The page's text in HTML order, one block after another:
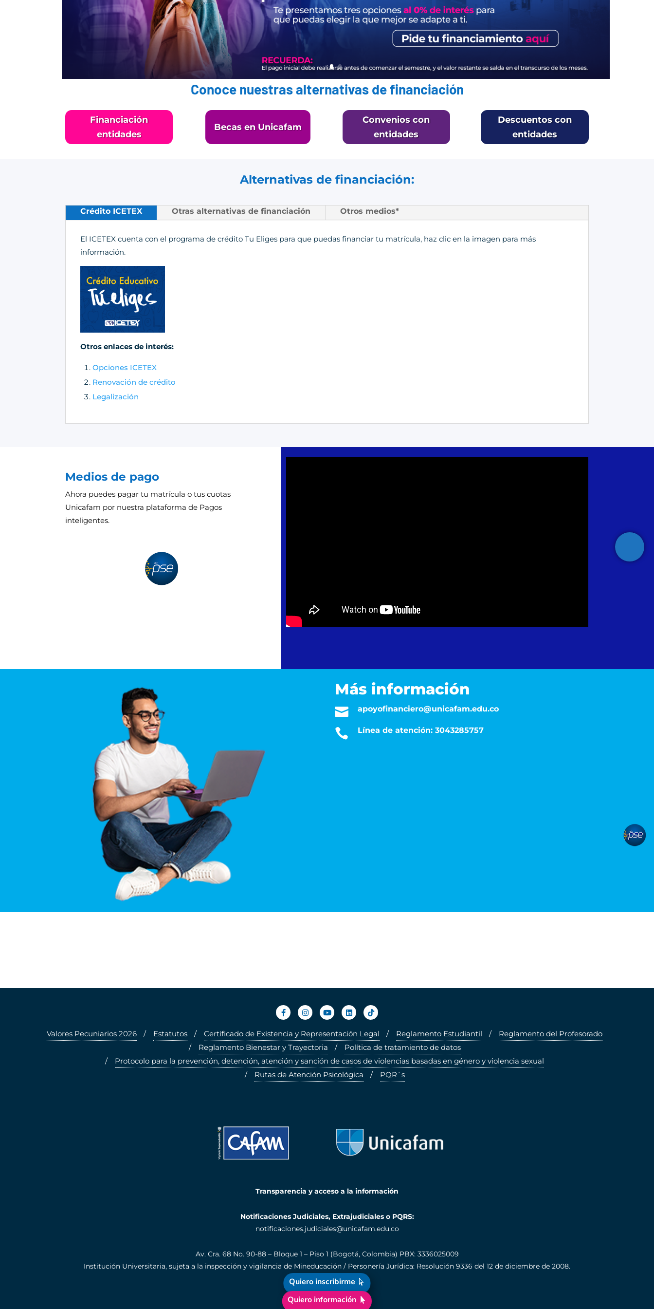
Conoce nuestras alternativas de financiación
Financiación
entidades
Becas en Unicafam
Convenios con
entidades
Descuentos con
entidades
Alternativas de financiación:
Crédito ICETEX Otras alternativas de financiación Otros medios*
El ICETEX cuenta con el programa de crédito Tu Eliges para que puedas financiar tu matrícula, haz clic en la imagen para más
información.
Otros enlaces de interés:
Opciones ICETEX
Renovación de crédito
Legalización
Medios de pago
Ahora puedes pagar tu matrícula o tus cuotas
Unicafam por nuestra plataforma de Pagos
inteligentes.
Más información
 apoyofinanciero@unicafam.edu.co
 Línea de atención: 3043285757
Quiero inscribirme
Quiero información
Valores Pecuniarios 2026 Estatutos Certificado de Existencia y Representación Legal Reglamento Estudiantil
Reglamento del Profesorado
Reglamento Bienestar y Trayectoria
Política de tratamiento de datos
Protocolo para la prevención, detención, atención y sanción de casos de violencias basadas en género y violencia sexual
Rutas de Atención Psicológica
PQR`s
Transparencia y acceso a la información
Notificaciones Judiciales, Extrajudiciales o PQRS:
notificaciones.judiciales@unicafam.edu.co
Av. Cra. 68 No. 90-88 – Bloque 1 – Piso 1 (Bogotá, Colombia) PBX: 3336025009
Institución Universitaria, sujeta a la inspección y vigilancia de Mineducación / Personería Jurídica: Resolución 9336 del 12 de diciembre de 2008.